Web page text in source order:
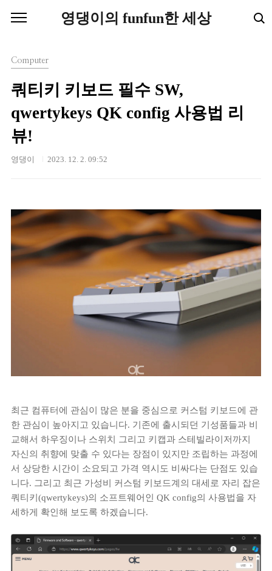
영댕이의 funfun한 세상
Computer
쿼티키 키보드 필수 SW,
qwertykeys QK config 사용법 리
뷰!
영댕이 2023. 12. 2. 09:52
최근 컴퓨터에 관심이 많은 분을 중심으로 커스텀 키보드에 관
한 관심이 높아지고 있습니다. 기존에 출시되던 기성품들과 비
교해서 하우징이나 스위치 그리고 키캡과 스테빌라이저까지
자신의 취향에 맞출 수 있다는 장점이 있지만 조립하는 과정에
서 상당한 시간이 소요되고 가격 역시도 비싸다는 단점도 있습
니다. 그리고 최근 가성비 커스텀 키보드계의 대세로 자리 잡은
쿼티키(qwertykeys)의 소프트웨어인 QK config의 사용법을 자
세하게 확인해 보도록 하겠습니다.